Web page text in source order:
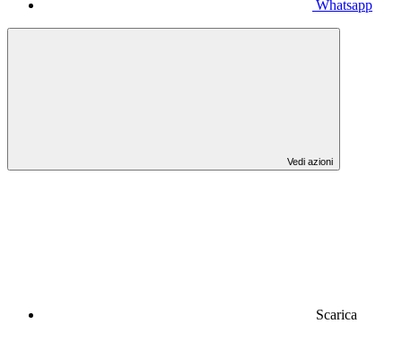
Whatsapp
Vedi azioni
Scarica